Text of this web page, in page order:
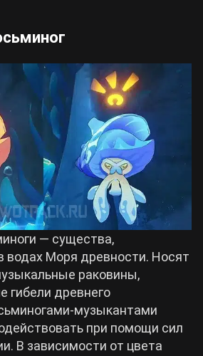
— существа,
водах Моря древности. Носят
раковины,
гибели древнего
музыкантами
при помощи сил
В зависимости от цвета